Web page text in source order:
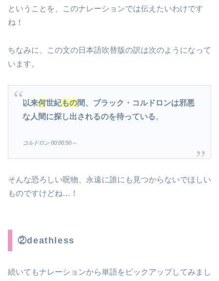
ということを、このナレーションでは伝えたいわけです
ね！
ちなみに、この文の日本語吹替版の訳は次のようになって
います。
以来何世紀もの間、ブラック・コルドロンは邪悪
な人間に探し出されるのを待っている。
コルドロン 00:00:50～
そんな恐ろしい呪物、永遠に誰にも見つからないでほしい
ものですけどね…！
②deathless
続いてもナレーションから単語をピックアップしてみまし